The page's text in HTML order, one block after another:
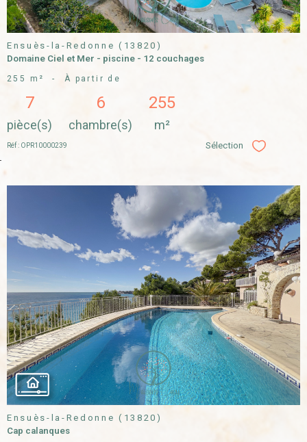
Ensuès-la-Redonne (13820)
Domaine Ciel et Mer - piscine - 12 couchages
255 m² - À partir de
7
pièce(s)
6
chambre(s)
255
m²
Réf : OPR10000239 Sélection Sélectionner
VOIR LE
BIEN
Ensuès-la-Redonne (13820)
Cap calanques